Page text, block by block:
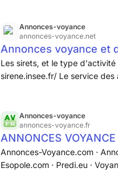
Annonces-voyance
annonces-voyance.net
Annonces voyance et
Les sirets, et le type
sirene.insee.fr/ Le service
Annonces-voyance
annonces-voyance.fr
ANNONCES
Annonces-Voyance.com ·
Esopole.com · Predi.eu ·